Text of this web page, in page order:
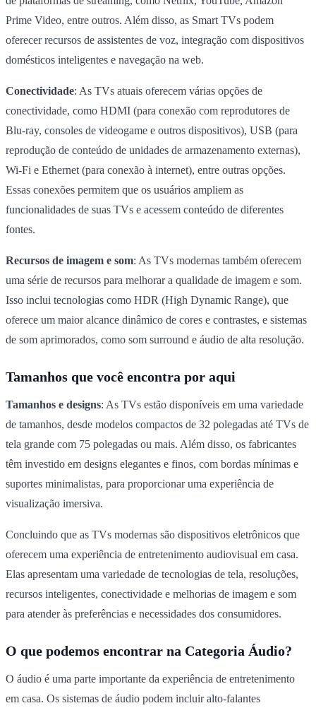
Prime Video, entre outros. Além disso, as Smart TVs podem
oferecer recursos de assistentes de voz, integração com dispositivos
domésticos inteligentes e navegação na web.
Conectividade: As TVs atuais oferecem várias opções de
conectividade, como HDMI (para conexão com reprodutores de
Blu-ray, consoles de videogame e outros dispositivos), USB (para
reprodução de conteúdo de unidades de armazenamento externas),
Wi-Fi e Ethernet (para conexão à internet), entre outras opções.
Essas conexões permitem que os usuários ampliem as
funcionalidades de suas TVs e acessem conteúdo de diferentes
fontes.
Recursos de imagem e som: As TVs modernas também oferecem
uma série de recursos para melhorar a qualidade de imagem e som.
Isso inclui tecnologias como HDR (High Dynamic Range), que
oferece um maior alcance dinâmico de cores e contrastes, e sistemas
de som aprimorados, como som surround e áudio de alta resolução.
Tamanhos que você encontra por aqui
Tamanhos e designs: As TVs estão disponíveis em uma variedade
de tamanhos, desde modelos compactos de 32 polegadas até TVs de
tela grande com 75 polegadas ou mais. Além disso, os fabricantes
têm investido em designs elegantes e finos, com bordas mínimas e
suportes minimalistas, para proporcionar uma experiência de
visualização imersiva.
Concluindo que as TVs modernas são dispositivos eletrônicos que
oferecem uma experiência de entretenimento audiovisual em casa.
Elas apresentam uma variedade de tecnologias de tela, resoluções,
recursos inteligentes, conectividade e melhorias de imagem e som
para atender às preferências e necessidades dos consumidores.
O que podemos encontrar na Categoria Áudio?
O áudio é uma parte importante da experiência de entretenimento
em casa. Os sistemas de áudio podem incluir alto-falantes